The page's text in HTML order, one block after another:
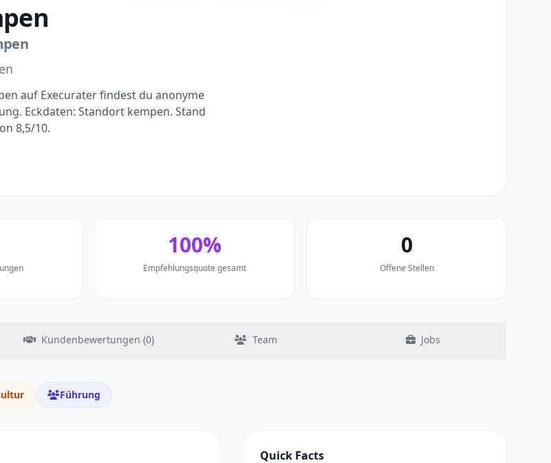
auf Execurater findest du anonyme
Eckdaten: Standort kempen. Stand
8,5/10.
100%
Empfehlungsquote gesamt
0
Offene Stellen
Kundenbewertungen (0) Team Jobs
Führung
Quick Facts